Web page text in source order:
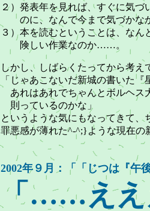
２）発表年を見れば、すぐに気づ
のに、なんで今まで気づかな
３）本を読むということは、なん
険しい作業なのか……。
しかし、しばらくたってから考え
「じゃあこないだ新城の書いた『
あれはあれでちゃんとボルヘス
則っているのかな」
というような気にもなってきて、
罪悪感が薄れた^-^;}ような現在の
2002年９月：「「じつは『午
「……ええ